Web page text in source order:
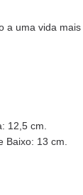
uma vida
12,5 cm.
Baixo: 13 cm.